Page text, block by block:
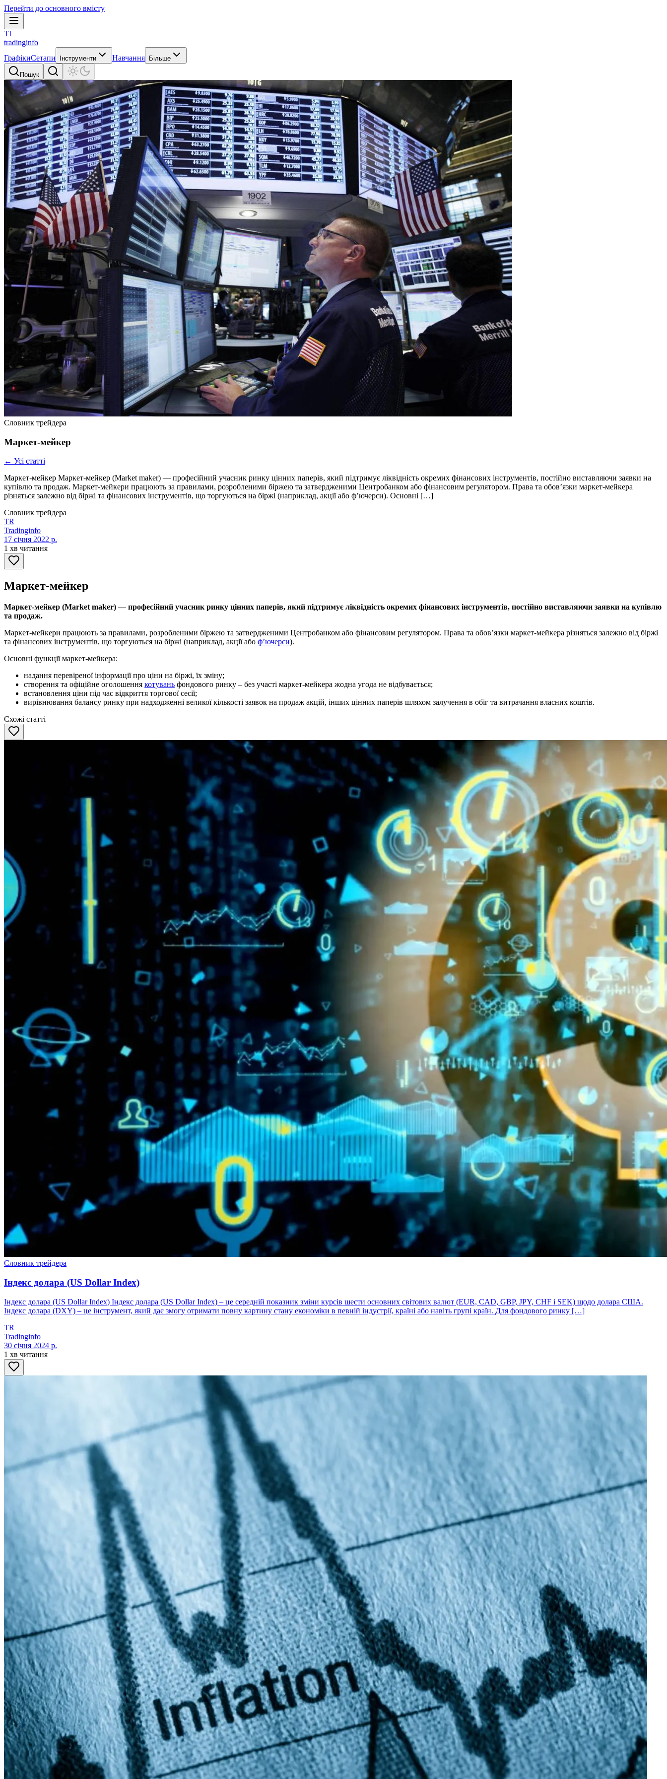
Перейти до основного вмісту
TI
tradinginfo
ГрафікиСетапи Інструменти Навчання Більше
Пошук
Словник трейдера
Маркет-мейкер
← Усі статті
Маркет-мейкер Маркет-мейкер (Market maker) — професійний учасник ринку цінних паперів, який підтримує ліквідність окремих фінансових інструментів, постійно виставляючи заявки на
купівлю та продаж. Маркет-мейкери працюють за правилами, розробленими біржею та затвердженими Центробанком або фінансовим регулятором. Права та обов’язки маркет-мейкера
різняться залежно від біржі та фінансових інструментів, що торгуються на біржі (наприклад, акції або ф’ючерси). Основні […]
Словник трейдера
TR
Tradinginfo
17 січня 2022 р.
1 хв читання
Маркет-мейкер
Маркет-мейкер (Market maker) — професійний учасник ринку цінних паперів, який підтримує ліквідність окремих фінансових інструментів, постійно виставляючи заявки на купівлю
та продаж.
Маркет-мейкери працюють за правилами, розробленими біржею та затвердженими Центробанком або фінансовим регулятором. Права та обов’язки маркет-мейкера різняться залежно від біржі
та фінансових інструментів, що торгуються на біржі (наприклад, акції або ф’ючерси).
Основні функції маркет-мейкера:
надання перевіреної інформації про ціни на біржі, їх зміну;
створення та офіційне оголошення котувань фондового ринку – без участі маркет-мейкера жодна угода не відбувається;
встановлення ціни під час відкриття торгової сесії;
вирівнювання балансу ринку при надходженні великої кількості заявок на продаж акцій, інших цінних паперів шляхом залучення в обіг та витрачання власних коштів.
Схожі статті
Словник трейдера
Індекс долара (US Dollar Index)
Індекс долара (US Dollar Index) Індекс долара (US Dollar Index) – це середній показник зміни курсів шести основних світових валют (EUR, CAD, GBP, JPY, CHF і SEK) щодо долара США.
Індекс долара (DXY) – це інструмент, який дає змогу отримати повну картину стану економіки в певній індустрії, країні або навіть групі країн. Для фондового ринку […]
TR
Tradinginfo
30 січня 2024 р.
1 хв читання